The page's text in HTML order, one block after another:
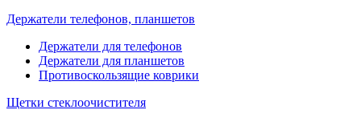
Держатели телефонов, планшетов
Держатели для телефонов
Держатели для планшетов
Противоскользящие коврики
Щетки стеклоочистителя